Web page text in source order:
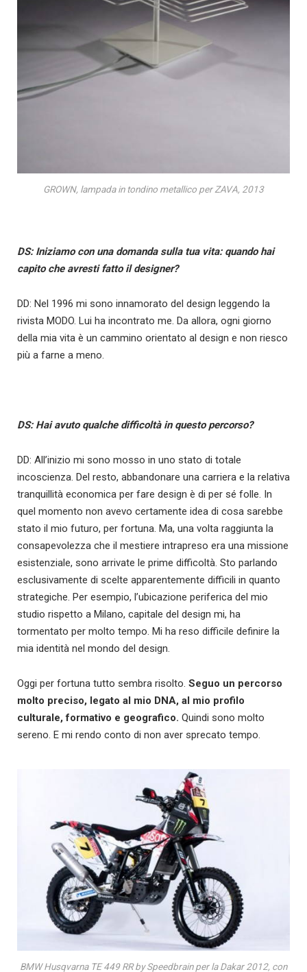
GROWN, lampada in tondino metallico per ZAVA, 2013
DS: Iniziamo con una domanda sulla tua vita: quando hai
capito che avresti fatto il designer?
DD: Nel 1996 mi sono innamorato del design leggendo la
rivista MODO. Lui ha incontrato me. Da allora, ogni giorno
della mia vita è un cammino orientato al design e non riesco
più a farne a meno.
DS: Hai avuto qualche difficoltà in questo percorso?
DD: All’inizio mi sono mosso in uno stato di totale
incoscienza. Del resto, abbandonare una carriera e la relativa
tranquillità economica per fare design è di per sé folle. In
quel momento non avevo certamente idea di cosa sarebbe
stato il mio futuro, per fortuna. Ma, una volta raggiunta la
consapevolezza che il mestiere intrapreso era una missione
esistenziale, sono arrivate le prime difficoltà. Sto parlando
esclusivamente di scelte apparentemente difficili in quanto
strategiche. Per esempio, l’ubicazione periferica del mio
studio rispetto a Milano, capitale del design mi, ha
tormentato per molto tempo. Mi ha reso difficile definire la
mia identità nel mondo del design.
Oggi per fortuna tutto sembra risolto. Seguo un percorso
molto preciso, legato al mio DNA, al mio profilo
culturale, formativo e geografico. Quindi sono molto
sereno. E mi rendo conto di non aver sprecato tempo.
BMW Husqvarna TE 449 RR by Speedbrain per la Dakar 2012, con